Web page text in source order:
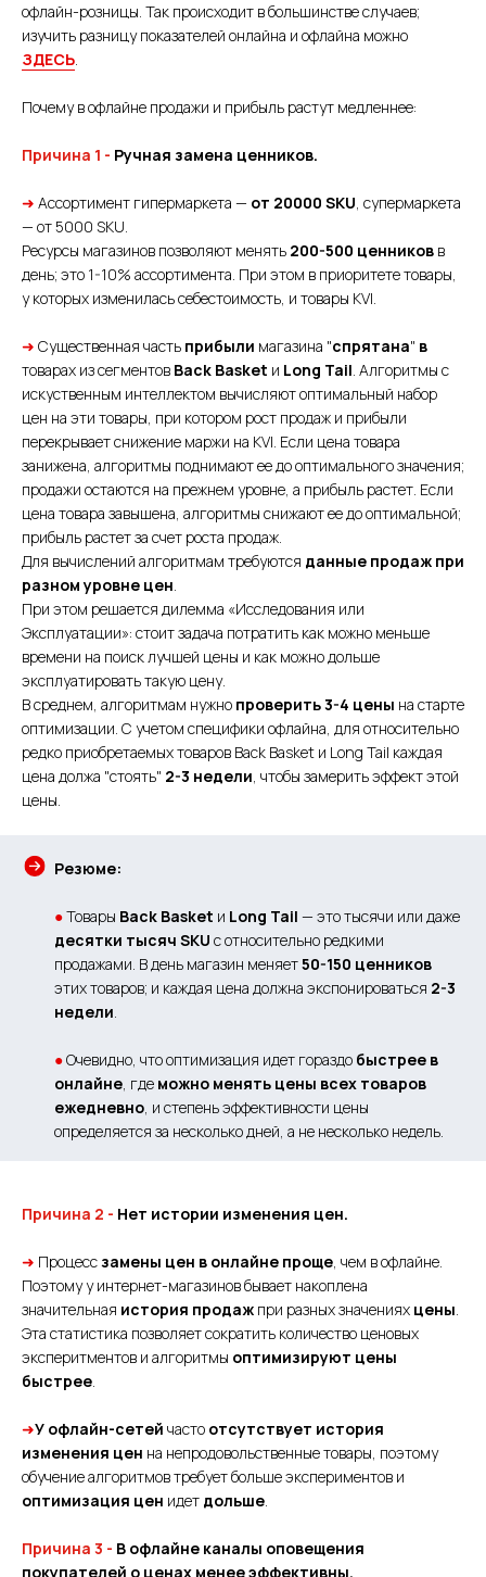
офлайн-розницы. Так происходит в большинстве случаев;
изучить разницу показателей онлайна и офлайна можно
ЗДЕСЬ.
Почему в офлайне продажи и прибыль растут медленнее:
Причина 1 - Ручная замена ценников.
➜ Ассортимент гипермаркета — от 20000 SKU, супермаркета
— от 5000 SKU.
Ресурсы магазинов позволяют менять 200-500 ценников в
день; это 1-10% ассортимента. При этом в приоритете товары,
у которых изменилась себестоимость, и товары KVI.
➜ Существенная часть прибыли магазина "спрятана" в
товарах из сегментов Back Basket и Long Tail. Алгоритмы с
искуственным интеллектом вычисляют оптимальный набор
цен на эти товары, при котором рост продаж и прибыли
перекрывает снижение маржи на KVI. Если цена товара
занижена, алгоритмы поднимают ее до оптимального значения;
продажи остаются на прежнем уровне, а прибыль растет. Если
цена товара завышена, алгоритмы снижают ее до оптимальной;
прибыль растет за счет роста продаж.
Для вычислений алгоритмам требуются данные продаж при
разном уровне цен.
При этом решается дилемма «Исследования или
Эксплуатации»: стоит задача потратить как можно меньше
времени на поиск лучшей цены и как можно дольше
эксплуатировать такую цену.
В среднем, алгоритмам нужно проверить 3-4 цены на старте
оптимизации. С учетом специфики офлайна, для относительно
редко приобретаемых товаров Back Basket и Long Tail каждая
цена должа "стоять" 2-3 недели, чтобы замерить эффект этой
цены.
Резюме:
●Товары Back Basket и Long Tail — это тысячи или даже
десятки тысяч SKU с относительно редкими
продажами. В день магазин меняет50-150 ценников
этих товаров; и каждая цена должна экспонироваться 2-3
недели.
●Очевидно, что оптимизация идет гораздо быстрее в
онлайне, где можно менять цены всех товаров
ежедневно, и степень эффективности цены
определяется за несколько дней, а не несколько недель.
Причина 2 - Нет истории изменения цен.
➜ Процессзамены цен в онлайне проще, чем в офлайне.
Поэтому у интернет-магазинов бывает накоплена
значительная история продаж при разных значениях цены.
Эта статистика позволяет сократить количество ценовых
эксперитментов и алгоритмы оптимизируют цены
быстрее.
➜У офлайн-сетей часто отсутствует история
изменения цен на непродовольственные товары, поэтому
обучение алгоритмов требует больше экспериментов и
оптимизация цен идет дольше.
Причина 3 - В офлайне каналы оповещения
покупателей о ценах менее эффективны.